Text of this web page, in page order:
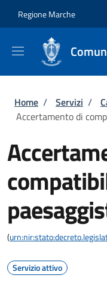
Regione Marche
Briciole di
Home / Servizi /
Accertamento di
(
Servizio attivo